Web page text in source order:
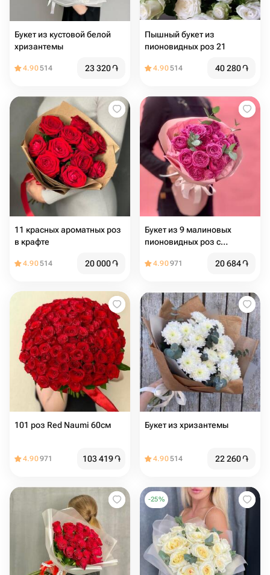
Букет из кустовой белой
хризантемы
4.90514 23 320֏
Пышный букет из
пионовидных роз 21
4.90514 40 280֏
11 красных ароматных роз
в крафте
4.90514 20 000֏
Букет из 9 малиновых
пионовидных роз с
4.90971 20 684֏
101 роз Red Naumi 60см
4.90971 103 419֏
Букет из хризантемы
4.90514 22 260֏
-25%